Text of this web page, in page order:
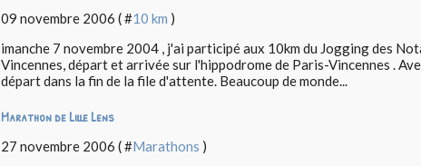
09 novembre 2006 ( #10 km )
imanche 7 novembre 2004 , j'ai participé aux 10km du Jogging des
Vincennes, départ et arrivée sur l'hippodrome de Paris-Vincennes .
départ dans la fin de la file d'attente. Beaucoup de monde...
Marathon de Lille Lens
27 novembre 2006 ( #Marathons )